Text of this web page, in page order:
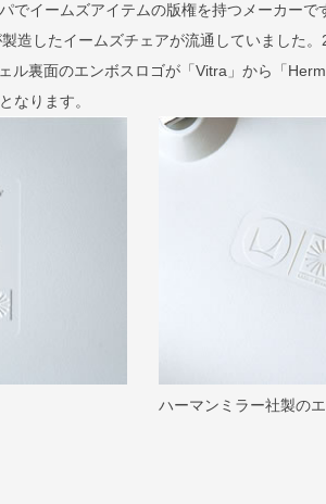
でイームズアイテムの版権を持つメーカーで
造したイームズチェアが流通していました
ル裏面のエンボスロゴが「Vitra」から「
なります。
ハーマンミラー社製の